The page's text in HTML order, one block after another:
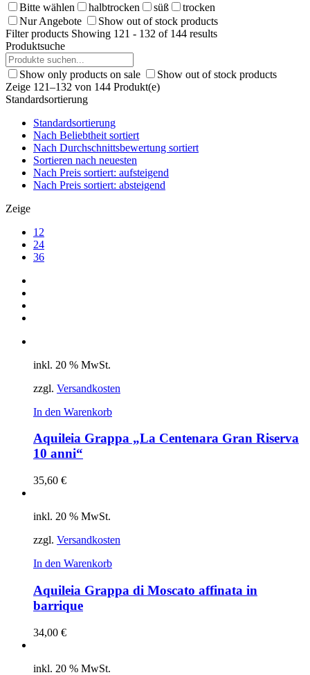
Bitte wählen halbtrocken süß
trocken
Nur Angebote
Show out of stock products
Filter products Showing 121 - 132 of 144 results
Produktsuche
Show only products on sale
Show out of stock products
Zeige 121–132 von 144 Produkt(e)
Standardsortierung
Standardsortierung
Nach Beliebtheit sortiert
Nach Durchschnittsbewertung sortiert
Sortieren nach neuesten
Nach Preis sortiert: aufsteigend
Nach Preis sortiert: absteigend
Zeige
12
24
36
inkl. 20 % MwSt.
zzgl. Versandkosten
In den Warenkorb
Aquileia Grappa „La Centenara Gran Riserva
10 anni“
35,60 €
inkl. 20 % MwSt.
zzgl. Versandkosten
In den Warenkorb
Aquileia Grappa di Moscato affinata in
barrique
34,00 €
inkl. 20 % MwSt.